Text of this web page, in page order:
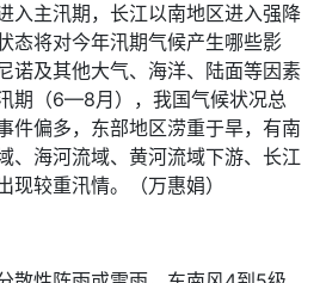
主汛期，长江以南地区进入强降
态将对今年汛期气候产生哪些影
诺及其他大气、海洋、陆面等因素
期（6—8月），我国气候状况总
件偏多，东部地区涝重于旱，有南
、海河流域、黄河流域下游、长江
较重汛情。（万惠娟）